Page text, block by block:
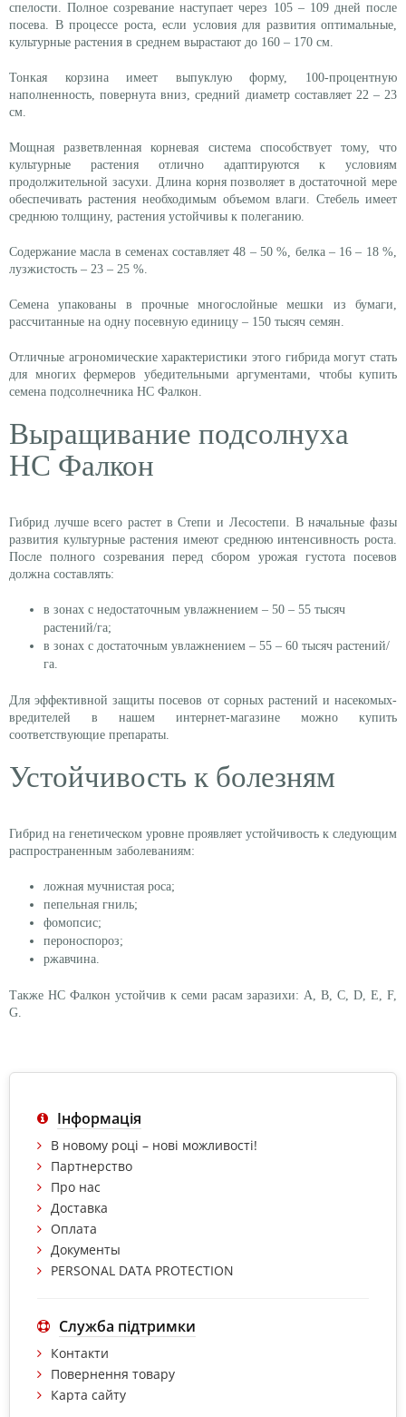
спелости. Полное созревание наступает через 105 – 109 дней после
посева. В процессе роста, если условия для развития оптимальные,
культурные растения в среднем вырастают до 160 – 170 см.
Тонкая корзина имеет выпуклую форму, 100-процентную
наполненность, повернута вниз, средний диаметр составляет 22 – 23
см.
Мощная разветвленная корневая система способствует тому, что
культурные растения отлично адаптируются к условиям
продолжительной засухи. Длина корня позволяет в достаточной мере
обеспечивать растения необходимым объемом влаги. Стебель имеет
среднюю толщину, растения устойчивы к полеганию.
Содержание масла в семенах составляет 48 – 50 %, белка – 16 – 18 %,
лузжистость – 23 – 25 %.
Семена упакованы в прочные многослойные мешки из бумаги,
рассчитанные на одну посевную единицу – 150 тысяч семян.
Отличные агрономические характеристики этого гибрида могут стать
для многих фермеров убедительными аргументами, чтобы купить
семена подсолнечника НС Фалкон.
Выращивание подсолнуха
НС Фалкон
Гибрид лучше всего растет в Степи и Лесостепи. В начальные фазы
развития культурные растения имеют среднюю интенсивность роста.
После полного созревания перед сбором урожая густота посевов
должна составлять:
в зонах с недостаточным увлажнением – 50 – 55 тысяч
растений/га;
в зонах с достаточным увлажнением – 55 – 60 тысяч растений/
га.
Для эффективной защиты посевов от сорных растений и насекомых-
вредителей в нашем интернет-магазине можно купить
соответствующие препараты.
Устойчивость к болезням
Гибрид на генетическом уровне проявляет устойчивость к следующим
распространенным заболеваниям:
ложная мучнистая роса;
пепельная гниль;
фомопсис;
пероноспороз;
ржавчина.
Также НС Фалкон устойчив к семи расам заразихи: A, B, C, D, E, F,
G.
Інформація
В новому році – нові можливості!
Партнерство
Про нас
Доставка
Оплата
Документы
PERSONAL DATA PROTECTION
Служба підтримки
Контакти
Повернення товару
Карта сайту